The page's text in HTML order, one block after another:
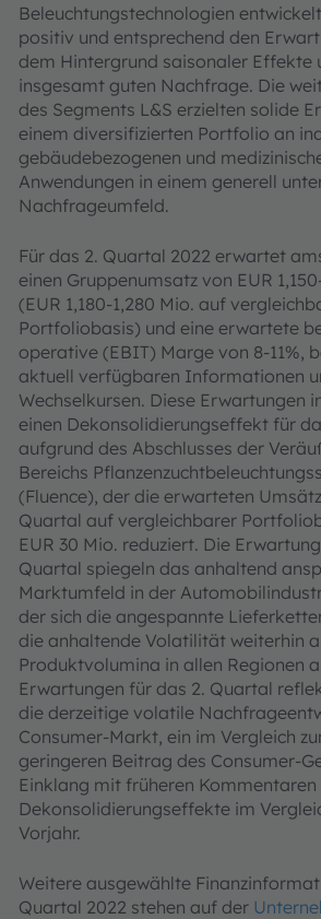
Beleuchtungs­technologien
positiv und entsprechend den
dem Hintergrund saisonaler Effekte
insgesamt guten Nachfrage. Die
des Segments L&S erzielten solide
einem diversifizierten Portfolio an
gebäudebezogenen und
Anwendungen in einem generell
Nachfrageumfeld.
Für das 2. Quartal 2022 erwartet
einen Gruppenumsatz von EUR
(EUR 1,180-1,280 Mio. auf
Portfoliobasis) und eine erwartete
operative (EBIT) Marge von 8-11%,
aktuell verfügbaren Informationen
Wechselkursen. Diese Erwartungen
einen Dekonsolidierungseffekt für
aufgrund des Abschlusses der
Bereichs
(Fluence), der die erwarteten
Quartal auf vergleichbarer
EUR 30 Mio. reduziert. Die
Quartal spiegeln das anhaltend
Marktumfeld in der
der sich die angespannte
die anhaltende Volatilität weiterhin
Produktvolumina in allen Regionen
Erwartungen für das 2. Quartal
die derzeitige volatile
Consumer-Markt, ein im Vergleich
geringeren Beitrag des Consumer-
Einklang mit früheren Kommentaren
Dekonsolidierungseffekte im
Vorjahr.
Weitere ausgewählte
Quartal 2022 stehen auf der